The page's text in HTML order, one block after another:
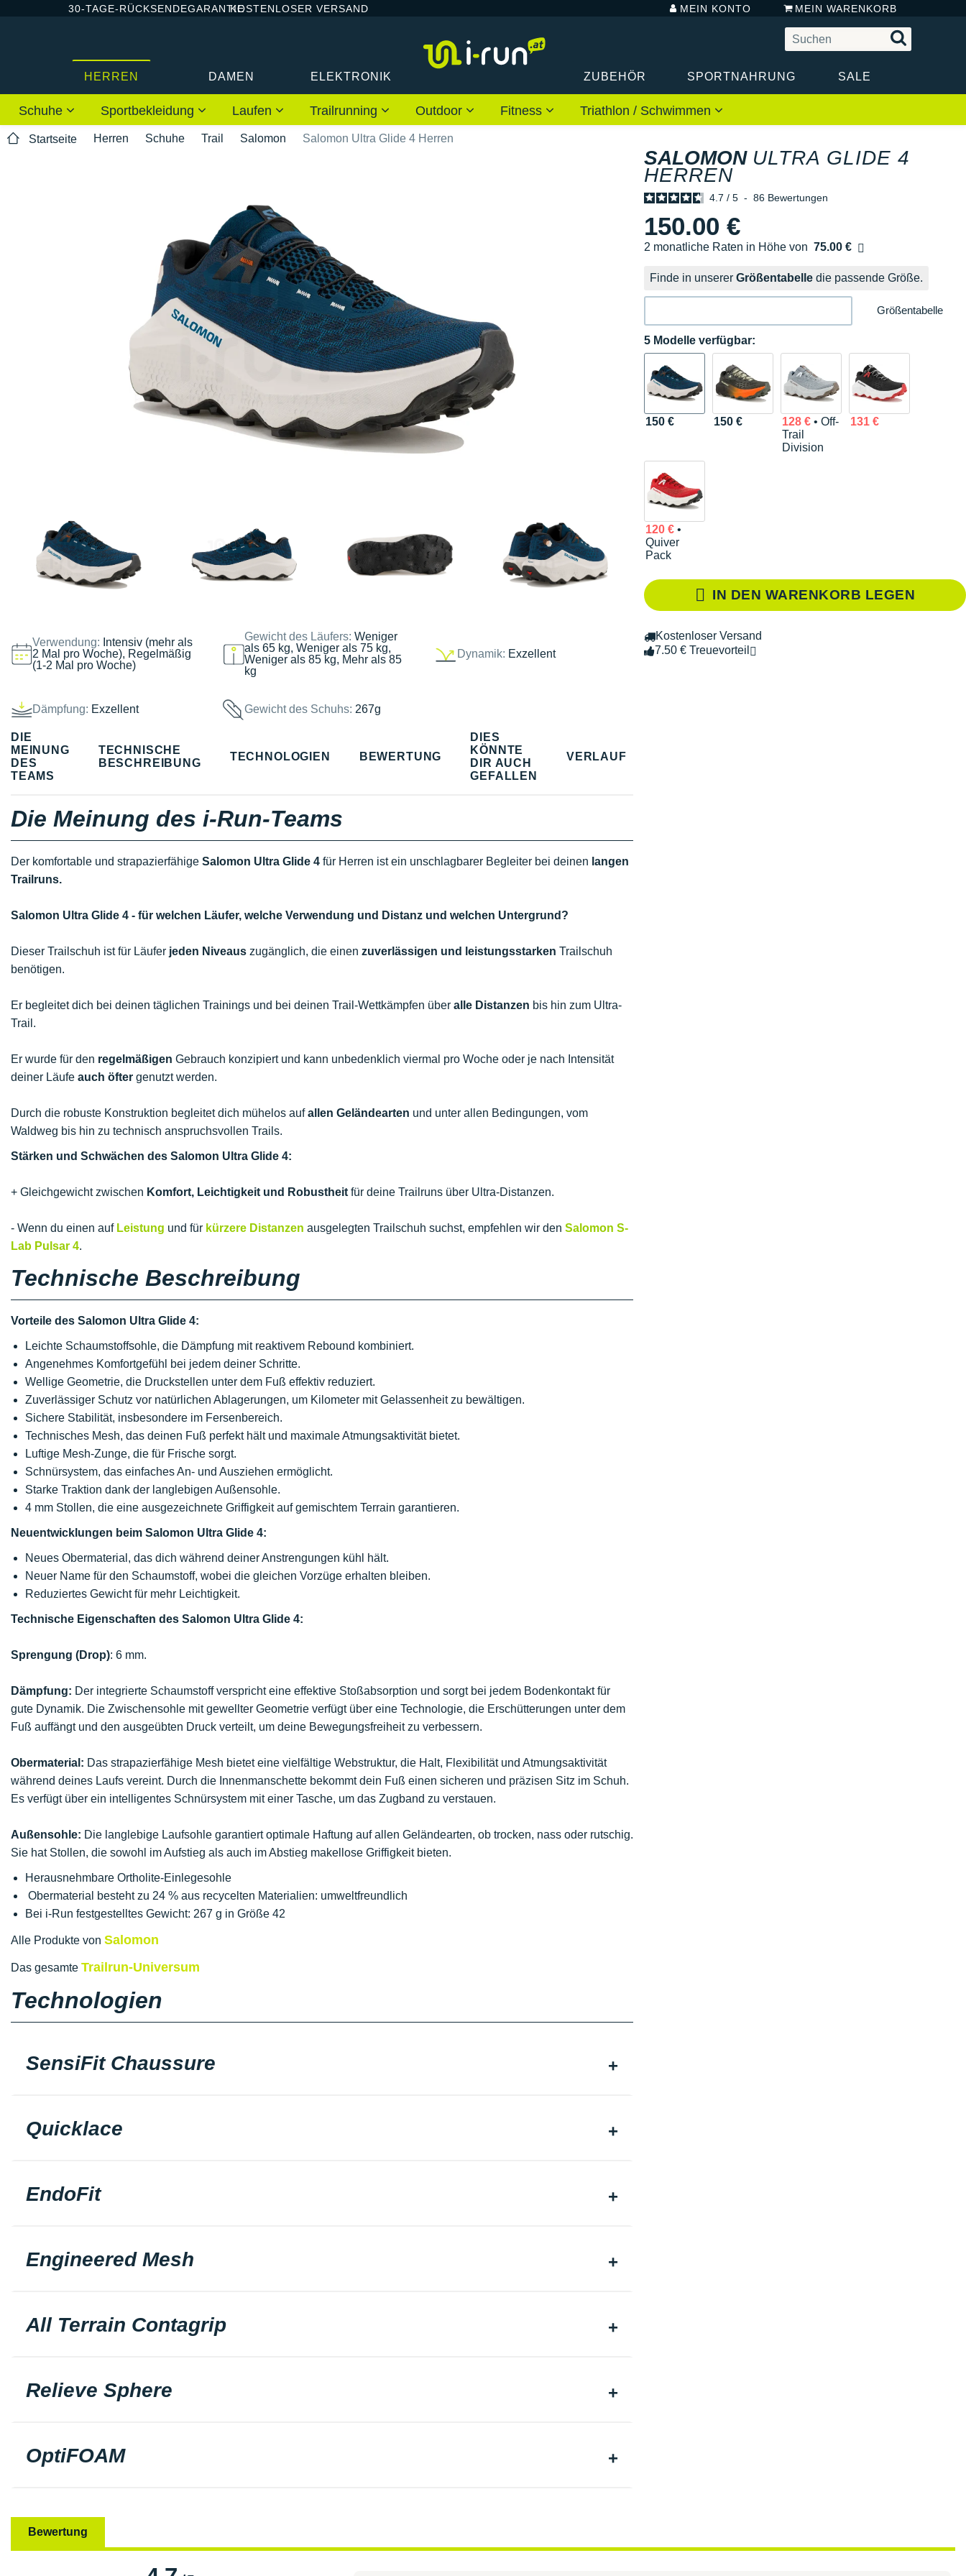
30-TAGE-RÜCKSENDEGARANTIEKOSTENLOSER VERSAND MEIN KONTO MEIN WARENKORB
HERREN DAMEN ELEKTRONIK ZUBEHÖR SPORTNAHRUNG SALE
Schuhe Sportbekleidung Laufen Trailrunning Outdoor Fitness Triathlon / Schwimmen
Startseite Herren Schuhe Trail Salomon Salomon Ultra Glide 4 Herren
Verwendung: Intensiv (mehr als
2 Mal pro Woche), Regelmäßig
(1-2 Mal pro Woche)
Gewicht des Läufers:Weniger
als 65 kg, Weniger als 75 kg,
Weniger als 85 kg, Mehr als 85
kg
Dynamik: Exzellent
Dämpfung: Exzellent Gewicht des Schuhs: 267g
SALOMON ULTRA GLIDE 4
HERREN
4.7 / 5 - 86 Bewertungen
150.00 €
2 monatliche Raten in Höhe von 75.00 €
Ohne Zusatzkosten
Finde in unserer Größentabelle die passende Größe.
Größentabelle
5 Modelle verfügbar:
150 € 150 € 128 €• Off-
Trail
Division
131 €
120 €•
Quiver
Pack
IN DEN WARENKORB LEGEN
Kostenloser Versand
7.50 € Treuevorteil
DIE
MEINUNG
DES
TEAMS
TECHNISCHE
BESCHREIBUNG
TECHNOLOGIEN BEWERTUNG
DIES
KÖNNTE
DIR AUCH
GEFALLEN
VERLAUF
Die Meinung des i-Run-Teams
Der komfortable und strapazierfähige Salomon Ultra Glide 4 für Herren ist ein unschlagbarer Begleiter bei deinen langen
Trailruns.
Salomon Ultra Glide 4 - für welchen Läufer, welche Verwendung und Distanz und welchen Untergrund?
Dieser Trailschuh ist für Läufer jeden Niveaus zugänglich, die einen zuverlässigen und leistungsstarken Trailschuh
benötigen.
Er begleitet dich bei deinen täglichen Trainings und bei deinen Trail-Wettkämpfen über alle Distanzen bis hin zum Ultra-
Trail.
Er wurde für den regelmäßigen Gebrauch konzipiert und kann unbedenklich viermal pro Woche oder je nach Intensität
deiner Läufe auch öfter genutzt werden.
Durch die robuste Konstruktion begleitet dich mühelos aufallen Geländearten und unter allen Bedingungen, vom
Waldweg bis hin zu technisch anspruchsvollen Trails.
Stärken und Schwächen des Salomon Ultra Glide 4:
+ Gleichgewicht zwischen Komfort, Leichtigkeit und Robustheit für deine Trailruns über Ultra-Distanzen.
- Wenn du einen auf Leistung und für kürzere Distanzen ausgelegten Trailschuh suchst, empfehlen wir den Salomon S-
Lab Pulsar 4.
Technische Beschreibung
Vorteile des Salomon Ultra Glide 4:
Leichte Schaumstoffsohle, die Dämpfung mit reaktivem Rebound kombiniert.
Angenehmes Komfortgefühl bei jedem deiner Schritte.
Wellige Geometrie, die Druckstellen unter dem Fuß effektiv reduziert.
Zuverlässiger Schutz vor natürlichen Ablagerungen, um Kilometer mit Gelassenheit zu bewältigen.
Sichere Stabilität, insbesondere im Fersenbereich.
Technisches Mesh, das deinen Fuß perfekt hält und maximale Atmungsaktivität bietet.
Luftige Mesh-Zunge, die für Frische sorgt.
Schnürsystem, das einfaches An- und Ausziehen ermöglicht.
Starke Traktion dank der langlebigen Außensohle.
4 mm Stollen, die eine ausgezeichnete Griffigkeit auf gemischtem Terrain garantieren.
Neuentwicklungen beim Salomon Ultra Glide 4:
Neues Obermaterial, das dich während deiner Anstrengungen kühl hält.
Neuer Name für den Schaumstoff, wobei die gleichen Vorzüge erhalten bleiben.
Reduziertes Gewicht für mehr Leichtigkeit.
Technische Eigenschaften des Salomon Ultra Glide 4:
Sprengung (Drop): 6 mm.
Dämpfung: Der integrierte Schaumstoff verspricht eine effektive Stoßabsorption und sorgt bei jedem Bodenkontakt für
gute Dynamik. Die Zwischensohle mit gewellter Geometrie verfügt über eine Technologie, die Erschütterungen unter dem
Fuß auffängt und den ausgeübten Druck verteilt, um deine Bewegungsfreiheit zu verbessern.
Obermaterial: Das strapazierfähige Mesh bietet eine vielfältige Webstruktur, die Halt, Flexibilität und Atmungsaktivität
während deines Laufs vereint. Durch die Innenmanschette bekommt dein Fuß einen sicheren und präzisen Sitz im Schuh.
Es verfügt über ein intelligentes Schnürsystem mit einer Tasche, um das Zugband zu verstauen.
Außensohle: Die langlebige Laufsohle garantiert optimale Haftung auf allen Geländearten, ob trocken, nass oder rutschig.
Sie hat Stollen, die sowohl im Aufstieg als auch im Abstieg makellose Griffigkeit bieten.
Herausnehmbare Ortholite-Einlegesohle
Obermaterial besteht zu 24 % aus recycelten Materialien: umweltfreundlich
Bei i-Run festgestelltes Gewicht: 267 g in Größe 42
Alle Produkte von Salomon
Das gesamte Trailrun-Universum
Technologien
SensiFit Chaussure
Quicklace
EndoFit
Engineered Mesh
All Terrain Contagrip
Relieve Sphere
OptiFOAM
Bewertung